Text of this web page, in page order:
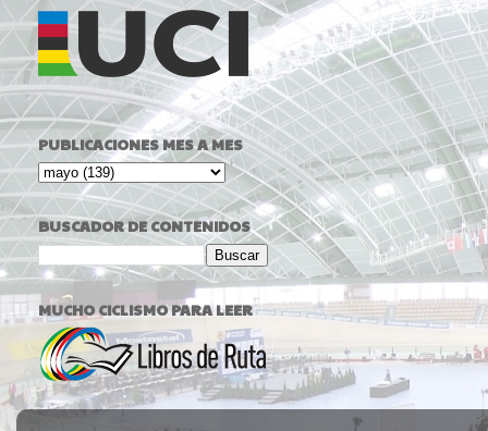
PUBLICACIONES MES A MES
BUSCADOR DE CONTENIDOS
MUCHO CICLISMO PARA LEER